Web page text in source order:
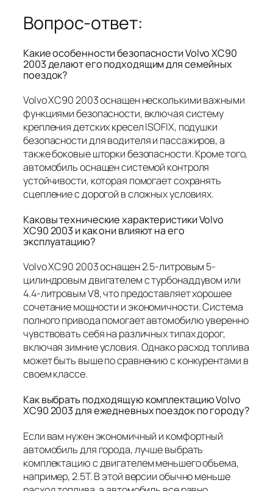
Вопрос-ответ:
Какие особенности безопасности Volvo XC90
2003 делают его подходящим для семейных
поездок?
Volvo XC90 2003 оснащен несколькими важными
функциями безопасности, включая систему
крепления детских кресел ISOFIX, подушки
безопасности для водителя и пассажиров, а
также боковые шторки безопасности. Кроме того,
автомобиль оснащен системой контроля
устойчивости, которая помогает сохранять
сцепление с дорогой в сложных условиях.
Каковы технические характеристики Volvo
XC90 2003 и как они влияют на его
эксплуатацию?
Volvo XC90 2003 оснащен 2.5-литровым 5-
цилиндровым двигателем с турбонаддувом или
4.4-литровым V8, что предоставляет хорошее
сочетание мощности и экономичности. Система
полного привода помогает автомобилю уверенно
чувствовать себя на различных типах дорог,
включая зимние условия. Однако расход топлива
может быть выше по сравнению с конкурентами в
своем классе.
Как выбрать подходящую комплектацию Volvo
XC90 2003 для ежедневных поездок по городу?
Если вам нужен экономичный и комфортный
автомобиль для города, лучше выбрать
комплектацию с двигателем меньшего объема,
например, 2.5T. В этой версии обычно меньше